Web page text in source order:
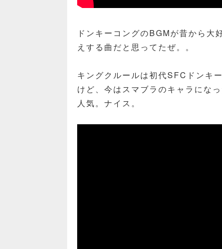
ドンキーコングのBGMが昔から大
えする曲だと思ってたぜ。。
キングクルールは初代SFCドンキ
けど、今はスマブラのキャラにな
人気。ナイス。